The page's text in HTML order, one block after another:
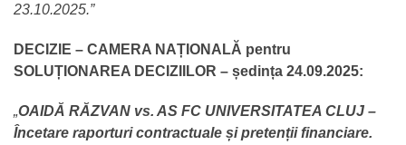
23.10.2025.”
DECIZIE – CAMERA NAȚIONALĂ pentru
SOLUȚIONAREA DECIZIILOR – ședința 24.09.2025:
„OAIDĂ RĂZVAN vs. AS FC UNIVERSITATEA CLUJ –
Încetare raporturi contractuale și pretenții financiare.